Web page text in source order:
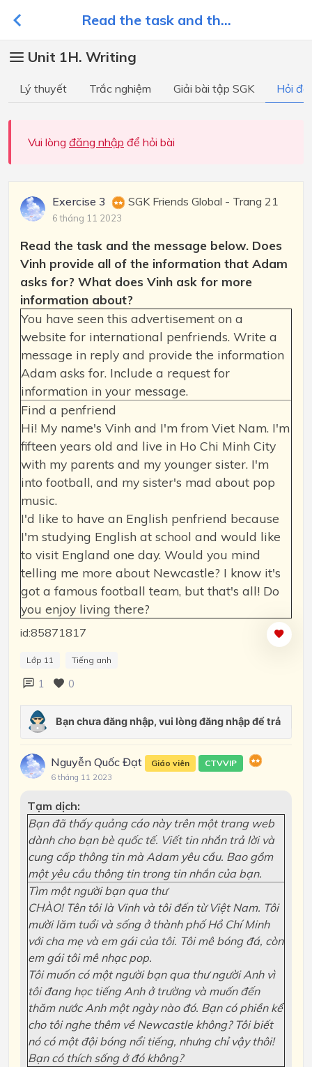
Read the task and th...
Unit 1H. Writing
Lý thuyết Trắc nghiệm Giải bài tập SGK Hỏi
Vui lòng đăng nhập để hỏi bài
Exercise 3 SGK Friends Global - Trang 21
6 tháng 11 2023
Read the task and the message below. Does
Vinh provide all of the information that Adam
asks for? What does Vinh ask for more
information about?
You have seen this advertisement on a
website for international penfriends. Write a
message in reply and provide the information
Adam asks for. Include a request for
information in your message.
Find a penfriend
Hi! My name's Vinh and I'm from Viet Nam. I'm
fifteen years old and live in Ho Chi Minh City
with my parents and my younger sister. I'm
into football, and my sister's mad about pop
music.
I'd like to have an English penfriend because
I'm studying English at school and would like
to visit England one day. Would you mind
telling me more about Newcastle? I know it's
got a famous football team, but that's all! Do
you enjoy living there?
id:85871817
Lớp 11 Tiếng anh
1 0
Nguyễn Quốc Đạt Giáo viên CTVVIP
6 tháng 11 2023
Tạm dịch:
Bạn đã thấy quảng cáo này trên một trang web
dành cho bạn bè quốc tế. Viết tin nhắn trả lời và
cung cấp thông tin mà Adam yêu cầu. Bao gồm
một yêu cầu thông tin trong tin nhắn của bạn.
Tìm một người bạn qua thư
CHÀO! Tên tôi là Vinh và tôi đến từ Việt Nam. Tôi
mười lăm tuổi và sống ở thành phố Hồ Chí Minh
với cha mẹ và em gái của tôi. Tôi mê bóng đá, còn
em gái tôi mê nhạc pop.
Tôi muốn có một người bạn qua thư người Anh vì
tôi đang học tiếng Anh ở trường và muốn đến
thăm nước Anh một ngày nào đó. Bạn có phiền kể
cho tôi nghe thêm về Newcastle không? Tôi biết
nó có một đội bóng nổi tiếng, nhưng chỉ vậy thôi!
Bạn có thích sống ở đó không?